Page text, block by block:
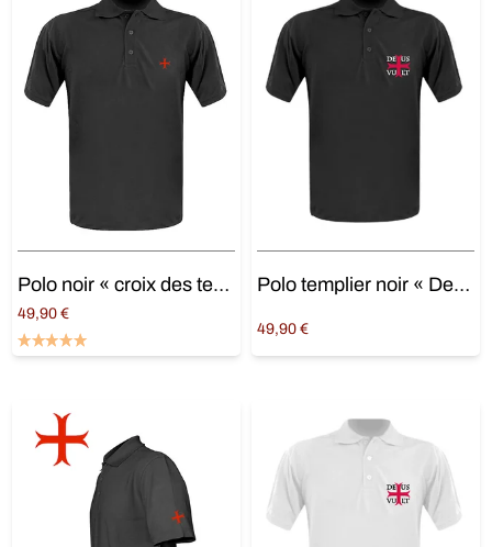
Polo noir « croix des templiers »
49,90 €
Choix des options
Polo templier noir « Deus + Vult »
49,90 €
Choix des options